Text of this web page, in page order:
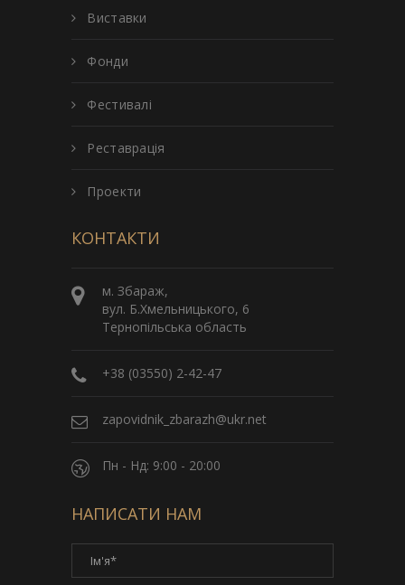
Виставки
Фонди
Фестивалі
Реставрація
Проекти
КОНТАКТИ
м. Збараж,
вул. Б.Хмельницького, 6
Тернопільська область
+38 (03550) 2-42-47
zapovidnik_zbarazh@ukr.net
Пн - Нд: 9:00 - 20:00
НАПИСАТИ НАМ